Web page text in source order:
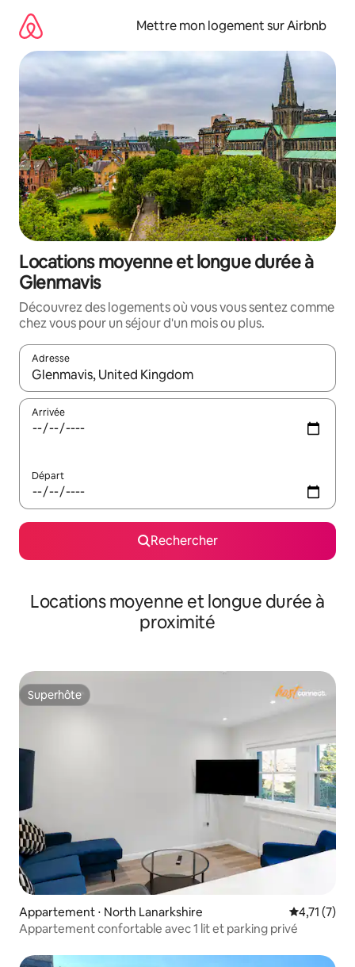
directement
contenu
Mettre mon logement sur Airbnb
Locations moyenne et longue durée à
Glenmavis
Découvrez des logements où vous vous sentez comme
chez vous pour un séjour d'un mois ou plus.
Adresse
Lorsque les résultats s'affichent, utilisez les flèches vers le
Arrivée
Départ
Rechercher
Locations moyenne et longue durée à
proximité
Superhôte
Superhôte
Appartement ⋅ North Lanarkshire Évaluation
4,71 (7)
Appartement confortable avec 1 lit et parking privé